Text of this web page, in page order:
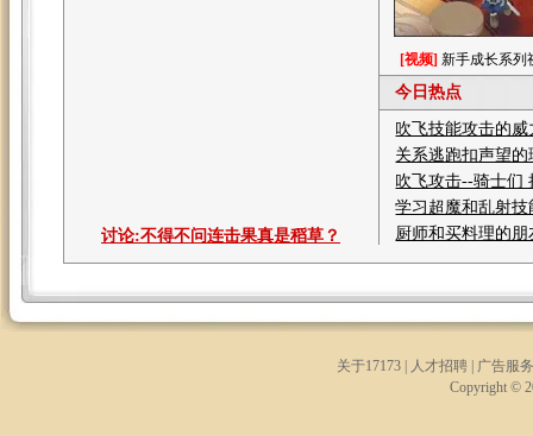
讨论:不得不问连击果真是稻草？
[视频] 新手成长系列
今日热点
吹飞技能攻击的
关系逃跑扣声望的
吹飞攻击--骑士们
学习超魔和乱射
厨师和买料理的
关于17173 人才招聘
广告服务
Copyright ©